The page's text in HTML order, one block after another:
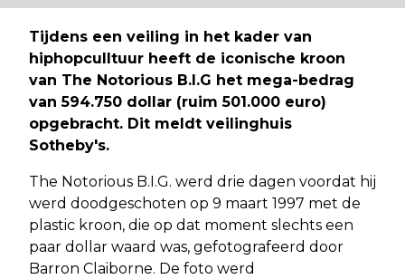
Tijdens een veiling in het kader van
hiphopculltuur heeft de iconische kroon
van The Notorious B.I.G het mega-bedrag
van 594.750 dollar (ruim 501.000 euro)
opgebracht. Dit meldt veilinghuis
Sotheby's.
The Notorious B.I.G. werd drie dagen voordat hij
werd doodgeschoten op 9 maart 1997 met de
plastic kroon, die op dat moment slechts een
paar dollar waard was, gefotografeerd door
Barron Claiborne. De foto werd